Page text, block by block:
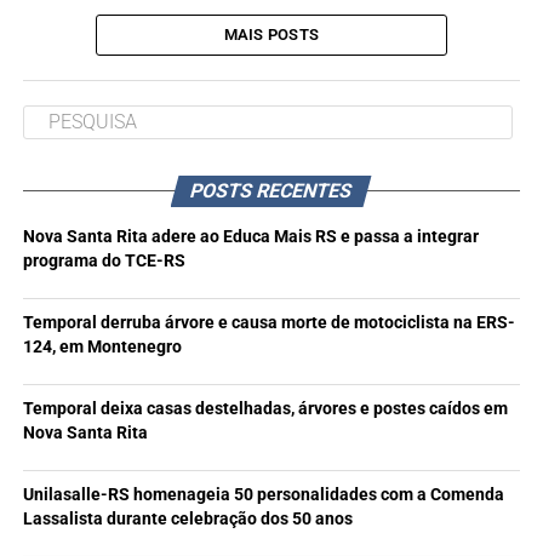
MAIS POSTS
POSTS RECENTES
Nova Santa Rita adere ao Educa Mais RS e passa a integrar
programa do TCE-RS
Temporal derruba árvore e causa morte de motociclista na ERS-
124, em Montenegro
Temporal deixa casas destelhadas, árvores e postes caídos em
Nova Santa Rita
Unilasalle-RS homenageia 50 personalidades com a Comenda
Lassalista durante celebração dos 50 anos